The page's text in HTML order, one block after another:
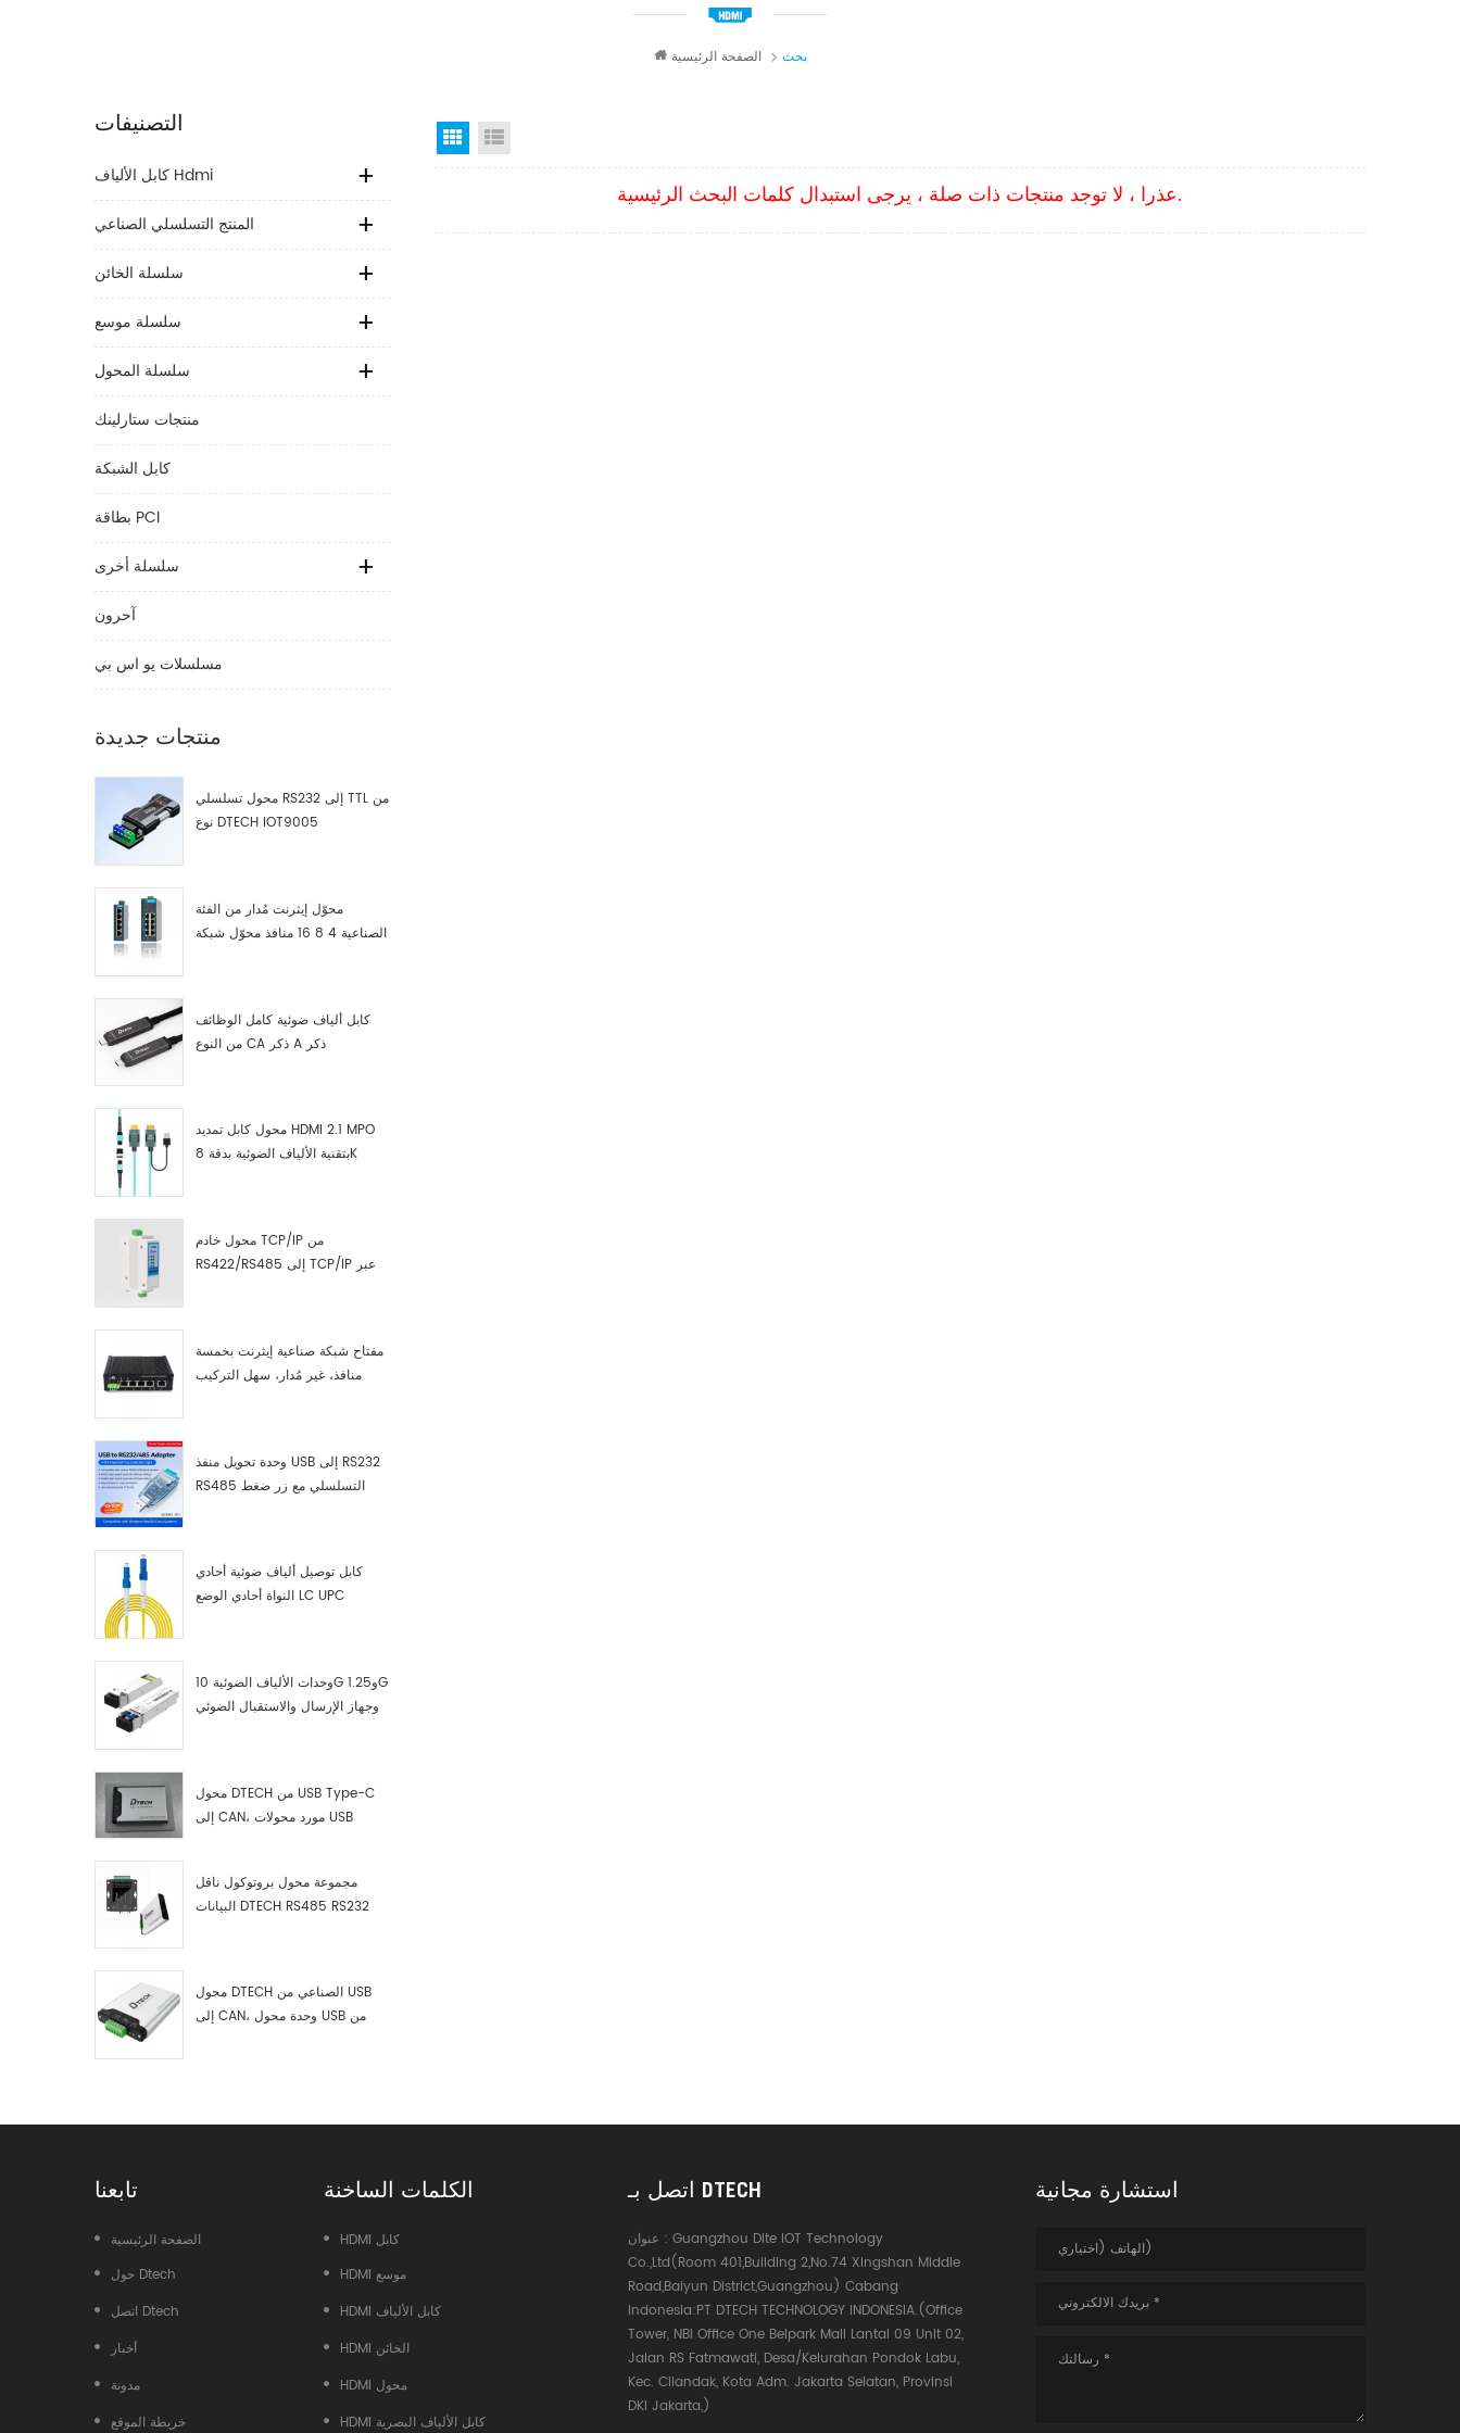
الصفحة الرئيسية بحث
التصنيفات
كابل الألياف Hdmi
المنتج التسلسلي الصناعي
سلسلة الخائن
سلسلة موسع
سلسلة المحول
منتجات ستارلينك
كابل الشبكة
بطاقة PCI
سلسلة أخرى
آحرون
مسلسلات يو اس بي
منتجات جديدة
محول تسلسلي RS232 إلى TTL من
نوع DTECH IOT9005
محوّل إيثرنت مُدار من الفئة
الصناعية 4 8 16 منافذ محوّل شبكة
كابل ألياف ضوئية كامل الوظائف
من النوع CA ذكر A ذكر
محول كابل تمديد HDMI 2.1 MPO
بتقنية الألياف الضوئية بدقة 8K
محول خادم TCP/IP من
RS422/RS485 إلى TCP/IP عبر
مفتاح شبكة صناعية إيثرنت بخمسة
منافذ، غير مُدار، سهل التركيب
وحدة تحويل منفذ USB إلى RS232
RS485 التسلسلي مع زر ضغط
كابل توصيل ألياف ضوئية أحادي
النواة أحادي الوضع LC UPC
وحدات الألياف الضوئية 10G و1.25G
وجهاز الإرسال والاستقبال الضوئي
محول DTECH من USB Type-C
إلى CAN، مورد محولات USB
مجموعة محول بروتوكول ناقل
البيانات DTECH RS485 RS232
محول DTECH الصناعي من USB
إلى CAN، وحدة محول USB من
Grid View
عذرا ، لا توجد منتجات ذات صلة ، يرجى استبدال كلمات البحث الرئيسية.
تابعنا
الصفحة الرئيسية
حول Dtech
اتصل Dtech
أخبار
مدونة
خريطة الموقع
الكلمات الساخنة
HDMI كابل
HDMI موسع
HDMI كابل الألياف
HDMI الخائن
HDMI محول
HDMI كابل الألياف البصرية
اتصل بـ DTECH
عنوان :Guangzhou Dite IOT Technology
Co.,Ltd(Room 401,Building 2,No.74 Xingshan Middle
Road,Baiyun District,Guangzhou) Cabang
Indonesia:PT DTECH TECHNOLOGY INDONESIA.(Office
Tower, NBI Office One Belpark Mall Lantai 09 Unit 02,
Jalan RS Fatmawati, Desa/Kelurahan Pondok Labu,
Kec. Cilandak, Kota Adm. Jakarta Selatan, Provinsi
DKI Jakarta,)
استشارة مجانية